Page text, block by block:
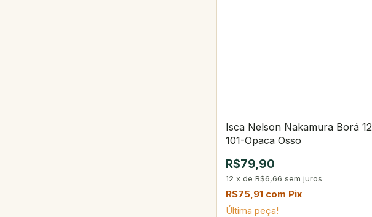
Isca Nelson Nakamura Borá 12
101-Opaca Osso
R$79,90
12 xdeR$6,66 sem juros
R$75,91 com Pix
Última peça!